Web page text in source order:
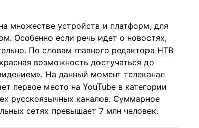
множестве устройств и платформ, для
Особенно если речь идет о новостях,
По словам главного редактора НТВ
возможность достучаться до
На данный момент телеканал
первое место на YouTube в категории
русскоязычных каналов. Суммарное
сетях превышает 7 млн человек.